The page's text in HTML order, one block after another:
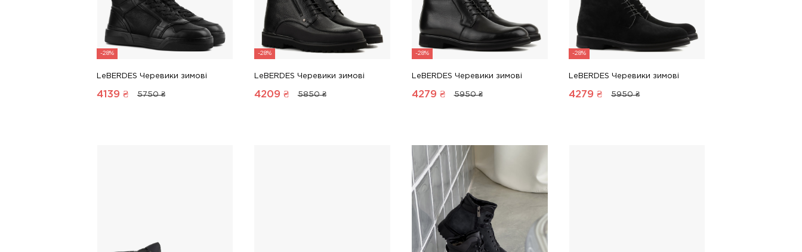
-28%
LeBERDES Черевики зимові
4139 ₴ 5750 ₴
-28%
LeBERDES Черевики зимові
4209 ₴ 5850 ₴
-28%
LeBERDES Черевики зимові
4279 ₴ 5950 ₴
-28%
LeBERDES Черевики зимові
4279 ₴ 5950 ₴